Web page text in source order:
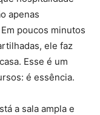
apenas
poucos minutos
ele faz
Esse é um
é essência.
a sala ampla e